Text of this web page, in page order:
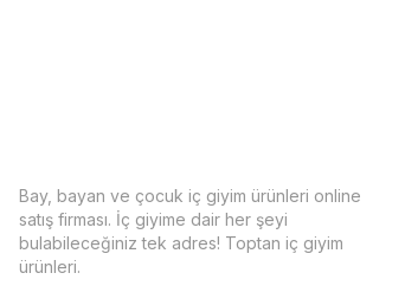
Bay, bayan ve çocuk iç giyim ürünleri online
satış firması. İç giyime dair her şeyi
bulabileceğiniz tek adres! Toptan iç giyim
ürünleri.